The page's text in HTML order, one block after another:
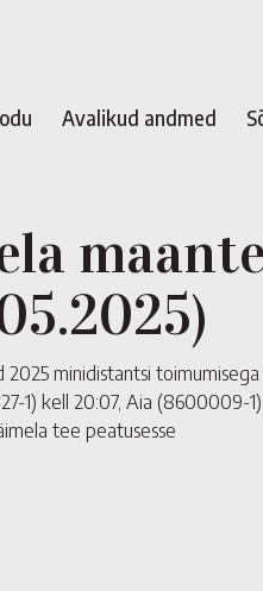
Avalikud andmed
minidistantsi toimumisega
1) kell 20:07, Aia (8600009-
tee peatusesse